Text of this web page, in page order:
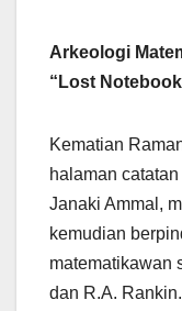
Arkeologi
“Lost
Kematian
halaman
Janaki Ammal,
kemudian
matematikawan
dan R.A.